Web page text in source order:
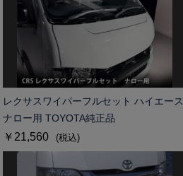
レクサスワイパーフルセット ハイエース
ナロー用 TOYOTA純正品
￥21,560 (税込)